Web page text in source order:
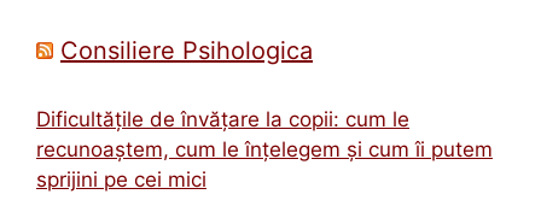
Consiliere Psihologica
Dificultățile de învățare la copii: cum le
recunoaștem, cum le înțelegem și cum îi putem
sprijini pe cei mici